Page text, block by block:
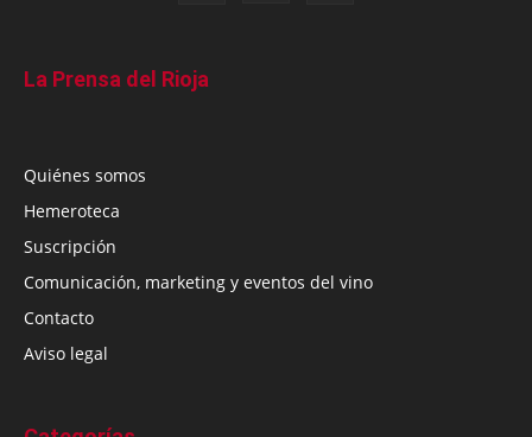
La Prensa del Rioja
Quiénes somos
Hemeroteca
Suscripción
Comunicación, marketing y eventos del vino
Contacto
Aviso legal